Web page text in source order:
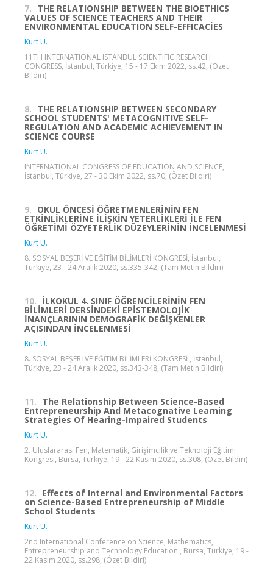
7. THE RELATIONSHIP BETWEEN THE BIOETHICS
VALUES OF SCIENCE TEACHERS AND THEIR
ENVIRONMENTAL EDUCATION SELF-EFFICACİES
Kurt U.
11TH INTERNATIONAL ISTANBUL SCIENTIFIC RESEARCH
CONGRESS, İstanbul, Türkiye, 15 - 17 Ekim 2022, ss.42, (Özet
Bildiri)
8. THE RELATIONSHIP BETWEEN SECONDARY
SCHOOL STUDENTS' METACOGNITIVE SELF-
REGULATION AND ACADEMIC ACHIEVEMENT IN
SCIENCE COURSE
Kurt U.
INTERNATIONAL CONGRESS OF EDUCATION AND SCIENCE,
İstanbul, Türkiye, 27 - 30 Ekim 2022, ss.70, (Özet Bildiri)
9. OKUL ÖNCESİ ÖĞRETMENLERİNİN FEN
ETKİNLİKLERİNE İLİŞKİN YETERLİKLERİ İLE FEN
ÖĞRETİMİ ÖZYETERLİK DÜZEYLERİNİN İNCELENMESİ
Kurt U.
8. SOSYAL BEŞERİ VE EĞİTİM BİLİMLERİ KONGRESİ, İstanbul,
Türkiye, 23 - 24 Aralık 2020, ss.335-342, (Tam Metin Bildiri)
10. İLKOKUL 4. SINIF ÖĞRENCİLERİNİN FEN
BİLİMLERİ DERSİNDEKİ EPİSTEMOLOJİK
İNANÇLARININ DEMOGRAFİK DEĞİŞKENLER
AÇISINDAN İNCELENMESİ
Kurt U.
8. SOSYAL BEŞERİ VE EĞİTİM BİLİMLERİ KONGRESİ , İstanbul,
Türkiye, 23 - 24 Aralık 2020, ss.343-348, (Tam Metin Bildiri)
11. The Relationship Between Science-Based
Entrepreneurship And Metacognative Learning
Strategies Of Hearing-Impaired Students
Kurt U.
2. Uluslararası Fen, Matematik, Girişimcilik ve Teknoloji Eğitimi
Kongresi, Bursa, Türkiye, 19 - 22 Kasım 2020, ss.308, (Özet Bildiri)
12. Effects of Internal and Environmental Factors
on Science-Based Entrepreneurship of Middle
School Students
Kurt U.
2nd International Conference on Science, Mathematics,
Entrepreneurship and Technology Education , Bursa, Türkiye, 19 -
22 Kasım 2020, ss.298, (Özet Bildiri)